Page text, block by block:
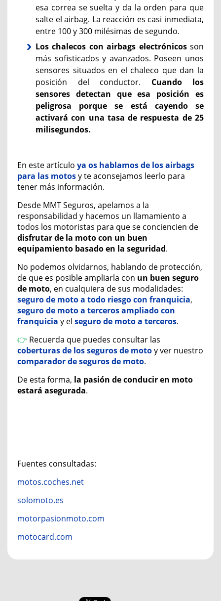
esa correa se suelta y da la orden para que
salte el airbag. La reacción es casi inmediata,
entre 100 y 300 milésimas de segundo.
Los chalecos con airbags electrónicosson
más sofisticados y avanzados. Poseen unos
sensores situados en el chaleco que dan la
posición del conductor. Cuando los
sensores detectan que esa posición es
peligrosa porque se está cayendo se
activará con una tasa de respuesta de 25
milisegundos.
En este artículo ya os hablamos de los airbags
para las motosy te aconsejamos leerlo para
tener más información.
Desde MMT Seguros, apelamos a la
responsabilidad y hacemos un llamamiento a
todos los motoristas para que se conciencien de
disfrutar de la moto con un buen
equipamiento basado en la seguridad.
No podemos olvidarnos, hablando de protección,
de que es posibleampliarla con un buen seguro
de moto, en cualquiera de sus modalidades:
seguro de moto a todo riesgo con franquicia,
seguro de moto a terceros ampliado con
franquicia y el seguro de moto a terceros.
👉​ Recuerda que puedes consultar las
coberturas de los seguros de motoy ver nuestro
comparador de seguros de moto.
De esta forma, la pasión de conducir en moto
estará asegurada.
Fuentes consultadas:
motos.coches.net
solomoto.es
motorpasionmoto.com
motocard.com